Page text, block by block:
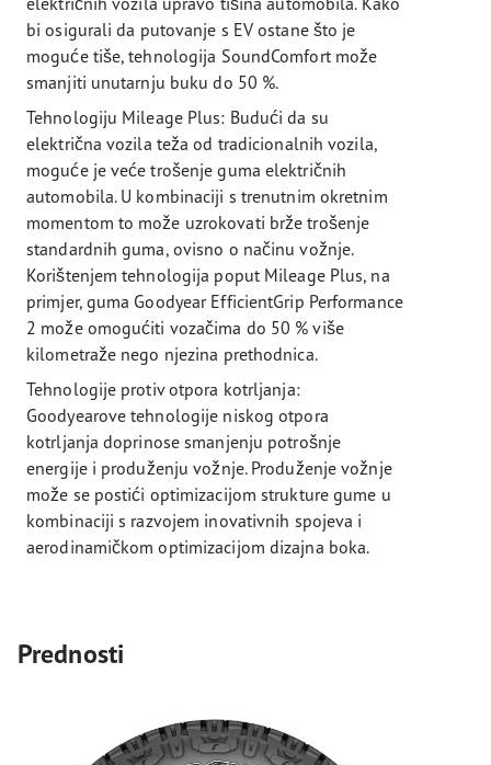
bi osigurali da putovanje s EV ostane što je
moguće tiše, tehnologija SoundComfort može
smanjiti unutarnju buku do 50 %.
Tehnologiju Mileage Plus: Budući da su
električna vozila teža od tradicionalnih vozila,
moguće je veće trošenje guma električnih
automobila. U kombinaciji s trenutnim okretnim
momentom to može uzrokovati brže trošenje
standardnih guma, ovisno o načinu vožnje.
Korištenjem tehnologija poput Mileage Plus, na
primjer, guma Goodyear EfficientGrip Performance
2 može omogućiti vozačima do 50 % više
kilometraže nego njezina prethodnica.
Tehnologije protiv otpora kotrljanja:
Goodyearove tehnologije niskog otpora
kotrljanja doprinose smanjenju potrošnje
energije i produženju vožnje. Produženje vožnje
može se postići optimizacijom strukture gume u
kombinaciji s razvojem inovativnih spojeva i
aerodinamičkom optimizacijom dizajna boka.
Prednosti